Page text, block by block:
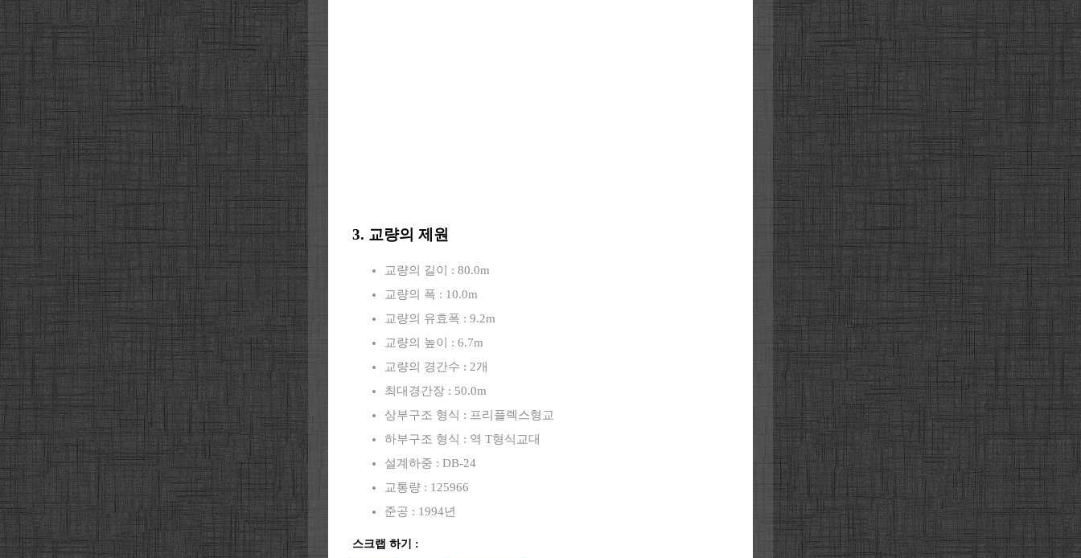
3. 교량의 제원
교량의 길이 : 80.0m
교량의 폭 : 10.0m
교량의 유효폭 : 9.2m
교량의 높이 : 6.7m
교량의 경간수 : 2개
최대경간장 : 50.0m
상부구조 형식 : 프리플렉스형교
하부구조 형식 : 역 T형식교대
설계하중 : DB-24
교통량 : 125966
준공 : 1994년
스크랩 하기 :